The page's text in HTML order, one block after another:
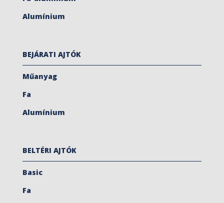
Alumínium
BEJÁRATI AJTÓK
Műanyag
Fa
Alumínium
BELTÉRI AJTÓK
Basic
Fa